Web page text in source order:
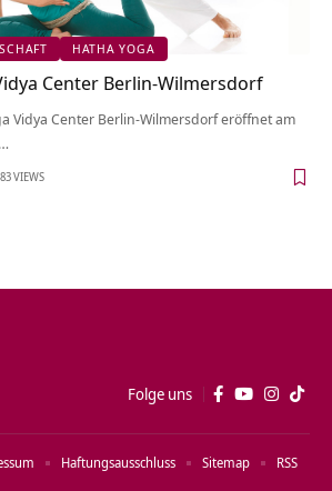
HATHA YOGA
Center Berlin-Wilmersdorf
Vidya Center Berlin-Wilmersdorf eröffnet am
VIEWS
Folge uns
Haftungsausschluss Sitemap RSS